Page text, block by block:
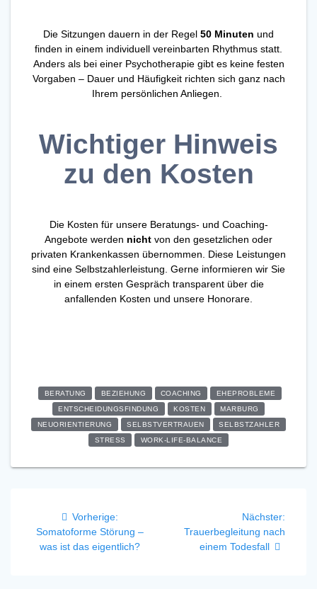
Die Sitzungen dauern in der Regel 50 Minuten und
finden in einem individuell vereinbarten Rhythmus statt.
Anders als bei einer Psychotherapie gibt es keine festen
Vorgaben – Dauer und Häufigkeit richten sich ganz nach
Ihrem persönlichen Anliegen.
Wichtiger Hinweis
zu den Kosten
Die Kosten für unsere Beratungs- und Coaching-
Angebote werden nicht von den gesetzlichen oder
privaten Krankenkassen übernommen. Diese Leistungen
sind eine Selbstzahlerleistung. Gerne informieren wir Sie
in einem ersten Gespräch transparent über die
anfallenden Kosten und unsere Honorare.
BERATUNG BEZIEHUNG COACHING
EHEPROBLEME
ENTSCHEIDUNGSFINDUNG
KOSTEN
MARBURG
NEUORIENTIERUNG
SELBSTVERTRAUEN
SELBSTZAHLER
STRESS
WORK-LIFE-BALANCE
Vorherige:
Beitrag:
Somatoforme Störung –
was ist das eigentlich?
Nächster:
Trauerbegleitung nach
einem Todesfall